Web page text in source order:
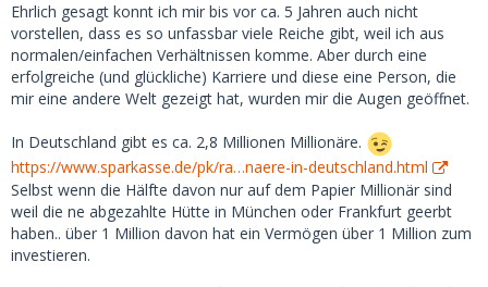
Ehrlich gesagt konnt ich mir bis vor ca. 5 Jahren auch nicht
vorstellen, dass es so unfassbar viele Reiche gibt, weil ich aus
normalen/einfachen Verhältnissen komme. Aber durch eine
erfolgreiche (und glückliche) Karriere und diese eine Person, die
mir eine andere Welt gezeigt hat, wurden mir die Augen geöffnet.
In Deutschland gibt es ca. 2,8 Millionen Millionäre.
https://www.sparkasse.de/pk/ra…naere-in-deutschland.html
Selbst wenn die Hälfte davon nur auf dem Papier Millionär sind
weil die ne abgezahlte Hütte in München oder Frankfurt geerbt
haben.. über 1 Million davon hat ein Vermögen über 1 Million zum
investieren.